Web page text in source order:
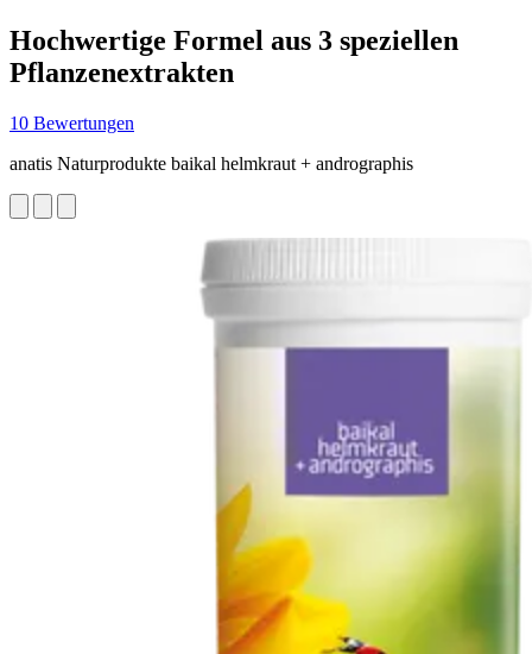
Hochwertige Formel aus 3 speziellen
Pflanzenextrakten
10 Bewertungen
anatis Naturprodukte baikal helmkraut + andrographis